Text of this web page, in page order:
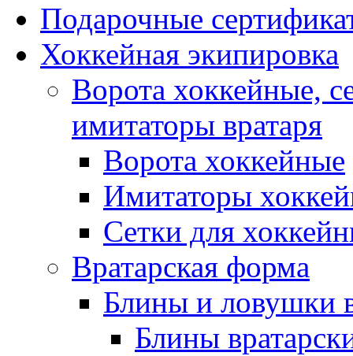
Подарочные
Хоккейная экипировка
Ворота хоккейные,
имитаторы вратаря
Ворота хоккейные
Имитаторы
Сетки для
Вратарская форма
Блины и ловушки
Блины